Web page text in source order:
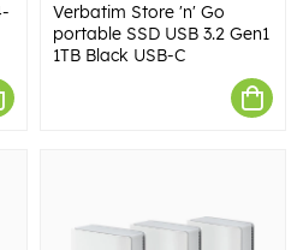
Verbatim Store 'n' Go
portable SSD USB 3.2 Gen1
1TB Black USB-C